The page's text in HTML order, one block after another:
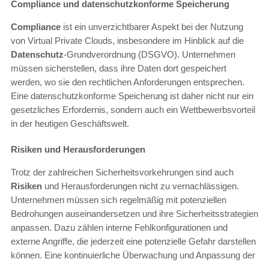
Compliance und datenschutzkonforme Speicherung
Compliance ist ein unverzichtbarer Aspekt bei der Nutzung
von Virtual Private Clouds, insbesondere im Hinblick auf die
Datenschutz-Grundverordnung (DSGVO). Unternehmen
müssen sicherstellen, dass ihre Daten dort gespeichert
werden, wo sie den rechtlichen Anforderungen entsprechen.
Eine datenschutzkonforme Speicherung ist daher nicht nur ein
gesetzliches Erfordernis, sondern auch ein Wettbewerbsvorteil
in der heutigen Geschäftswelt.
Risiken und Herausforderungen
Trotz der zahlreichen Sicherheitsvorkehrungen sind auch
Risiken und Herausforderungen nicht zu vernachlässigen.
Unternehmen müssen sich regelmäßig mit potenziellen
Bedrohungen auseinandersetzen und ihre Sicherheitsstrategien
anpassen. Dazu zählen interne Fehlkonfigurationen und
externe Angriffe, die jederzeit eine potenzielle Gefahr darstellen
können. Eine kontinuierliche Überwachung und Anpassung der